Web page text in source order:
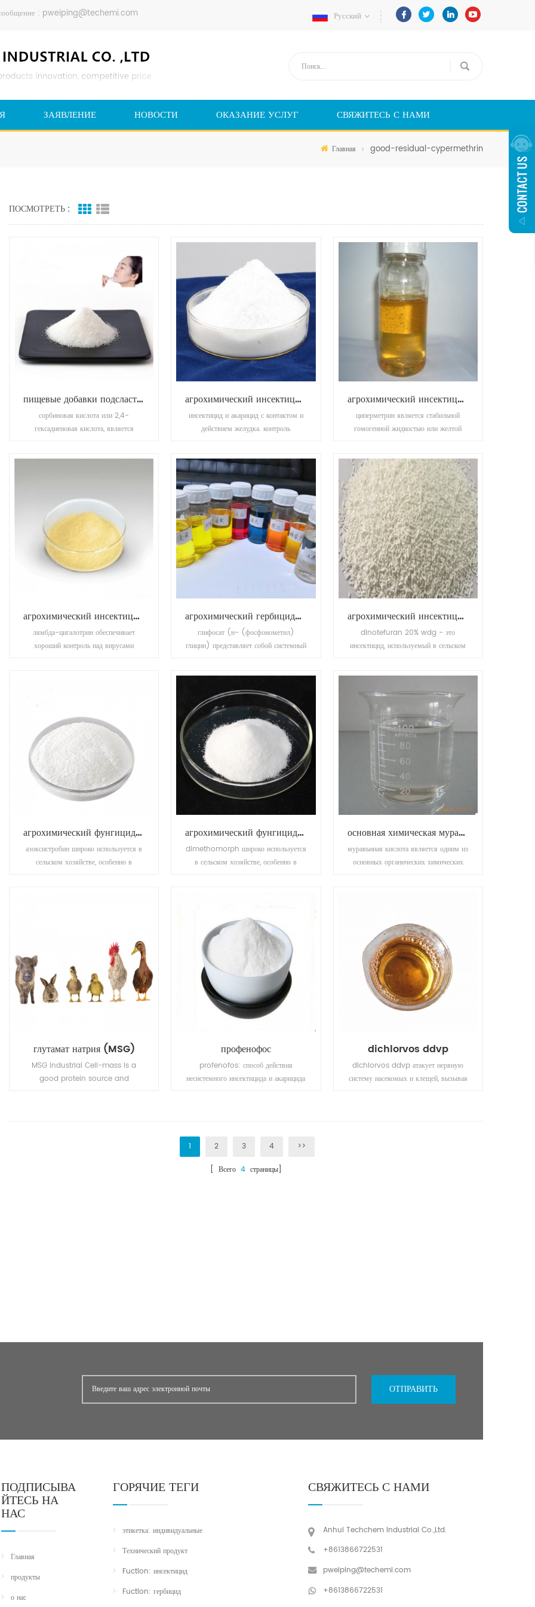
: pweiping@techemi.com Русский
ЗАЯВЛЕНИЕ НОВОСТИ ОКАЗАНИЕ УСЛУГ СВЯЖИТЕСЬ С НАМИ
Главная good-residual-cypermethrin
ПОСМОТРЕТЬ :
пищевые добавки подсластители сорбиновая кислота
сорбиновая кислота или 2,4-
гексадиеновая кислота, является
растворяется в воде и легко
воспламеняется.
агрохимический инсектицид бета-циперметрин
инсектицид и акарицид с контактом и
действием желудка. контроль
жуков и т. д.
агрохимический инсектицид циперметрин
циперметрин является стабильной
гомогенной жидкостью или желтой
агрохимический инсектицид лямбда-цигалотрин
лямбда-цигалотрин обеспечивает
хороший контроль над вирусами
агрохимический гербицидный глифосат
глифосат (н- (фосфонометил)
глицин) представляет собой системный
агрохимический инсектицид динотефуран 20% wdg
dinotefuran 20% wdg - это
инсектицид, используемый в сельском
домашними животными.
агрохимический фунгицид азоксистробин 50% wdg
азоксистробин широко используется в
сельском хозяйстве, особенно в
агрохимический фунгицид диметоморф 50% wdg
dimethomorph широко используется
в сельском хозяйстве, особенно в
основная химическая муравьиная кислота
муравьиная кислота является одним из
основных органических химических
глутамат натрия (MSG)
MSG Industrial Cell-mass is a
good protein source and
профенофос
profenofos: способ действия
несистемного инсектицида и акарицида
dichlorvos ddvp
dichlorvos ddvp атакует нервную
систему насекомых и клещей, вызывая
1 2 3 4 >>
[ Всего 4страницы]
ОТПРАВИТЬ
ПОДПИСЫВА
ЙТЕСЬ НА
НАС
Главная
продукты
о нас
ГОРЯЧИЕ ТЕГИ
этикетка: индивидуальные
Технический продукт
Fuction: инсектицид
Fuction: гербицид
СВЯЖИТЕСЬ С НАМИ
Anhui Techchem Industrial Co.,Ltd.
+8613866722531
pweiping@techemi.com
+8613866722531